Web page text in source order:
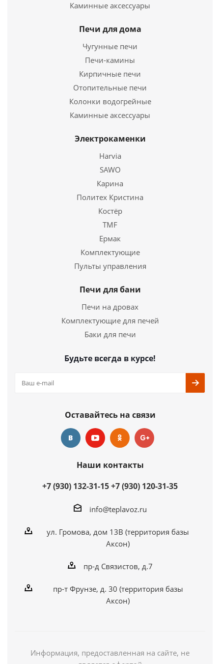
35 700 руб.
Подробнее
Купить в 1 клик
Печь для бани Терма каменка Мини
44 900руб.
Каминные аксессуары
Печи для дома
Чугунные печи
Печи-камины
Кирпичные печи
Отопительные печи
Колонки водогрейные
Каминные аксессуары
Электрокаменки
Harvia
SAWO
Карина
Политех Кристина
Костёр
TMF
Ермак
Комплектующие
Пульты управления
Печи для бани
Печи на дровах
Комплектующие для печей
Баки для печи
Будьте всегда в курсе!
Оставайтесь на связи
Наши контакты
+7 (930) 132-31-15+7 (930) 120-31-35
info@teplavoz.ru
ул. Громова, дом 13В (территория базы
Аксон)
пр-д Связистов, д.7
пр-т Фрунзе, д. 30 (территория базы
Аксон)
Информация, предоставленная на сайте, не